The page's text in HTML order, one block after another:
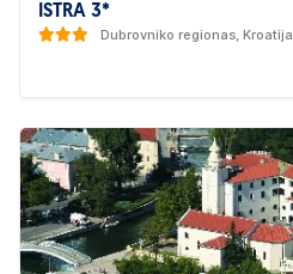
ISTRA 3*
Dubrovniko regionas, Kroatija